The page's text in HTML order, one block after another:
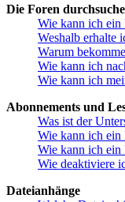
Die Foren
Wie kann ich ein
Weshalb erhalte
Warum
Wie kann ich
Wie kann ich
Abonnements und
Was ist der
Wie kann ich ein
Wie kann ich ein
Wie deaktiviere
Dateianhänge